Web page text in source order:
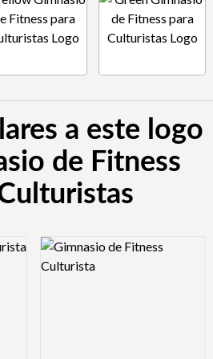
a este logo
de Fitness
Logo Preview Image